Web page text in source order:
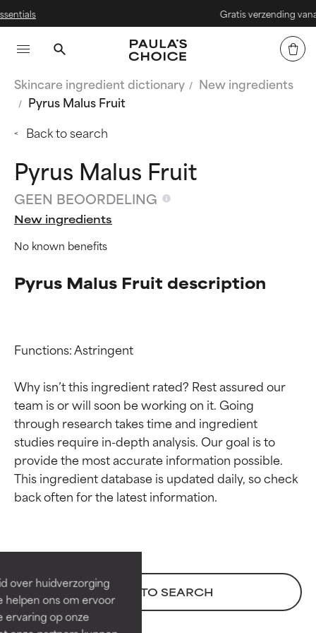
over huidverzorging
helpen ons om ervoor
ervaring op onze
Gratis verzending vanaf € 25
Skincare ingredient dictionary
New ingredients
Pyrus Malus Fruit
Back to search
Pyrus Malus Fruit
GEEN BEOORDELING
New ingredients
No known benefits
Pyrus Malus Fruit description
Functions: Astringent
Why isn’t this ingredient rated? Rest assured our
team is or will soon be working on it. Going
through research takes time and ingredient
studies require in-depth analysis. Our goal is to
provide the most accurate information possible.
This ingredient database is updated daily, so check
BACK TO SEARCH
Beoordelingen van
Bewezen en ondersteund door
onafhankelijk onderzoek.
Uitstekend actief ingrediënt
voor de meeste huidtypen of
Beoordelingen van
Bewezen en ondersteund door
onafhankelijk onderzoek.
Uitstekend actief ingrediënt
voor de meeste huidtypen of